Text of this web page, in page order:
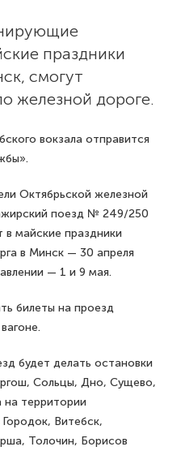
праздники
смогут
железной дороге.
вокзала отправится
Октябрьской железной
поезд № 249/250
майские праздники
в Минск — 30 апреля
— 1 и 9 мая.
билеты на проезд
будет делать остановки
Сольцы, Дно, Сущево,
на территории
Витебск,
Толочин, Борисов